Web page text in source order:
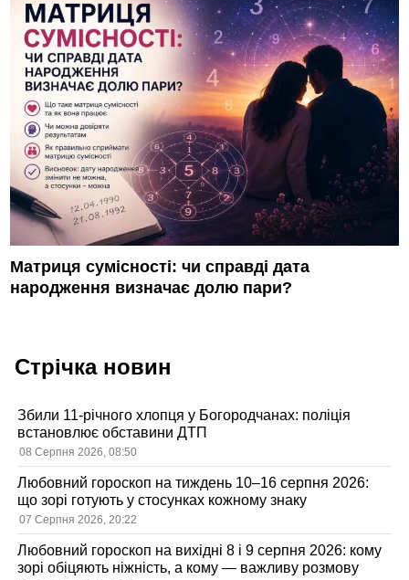
Матриця сумісності: чи справді дата
народження визначає долю пари?
Стрічка новин
Збили 11-річного хлопця у Богородчанах: поліція
встановлює обставини ДТП
08 Серпня 2026, 08:50
Любовний гороскоп на тиждень 10–16 серпня 2026:
що зорі готують у стосунках кожному знаку
07 Серпня 2026, 20:22
Любовний гороскоп на вихідні 8 і 9 серпня 2026: кому
зорі обіцяють ніжність, а кому — важливу розмову